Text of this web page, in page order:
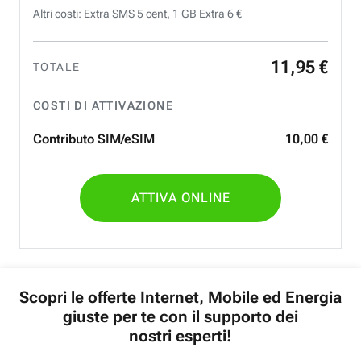
Altri costi: Extra SMS 5 cent, 1 GB Extra 6 €
TOTALE 11 ,95 €
COSTI DI ATTIVAZIONE
Contributo SIM/eSIM 10,00 €
ATTIVA ONLINE
Scopri le offerte Internet, Mobile ed Energia
giuste per te con il supporto dei
nostri esperti!